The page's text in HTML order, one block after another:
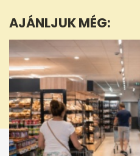
36
seconds
AJÁNLJUK MÉG: